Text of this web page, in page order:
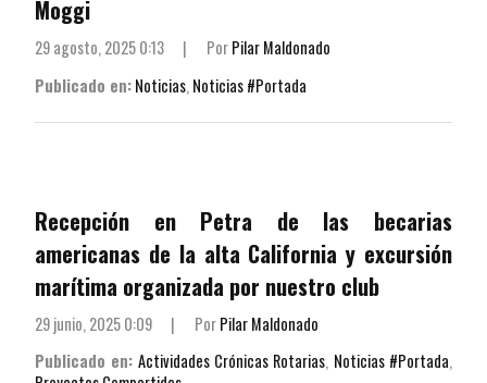
Moggi
29 agosto, 2025 0:13 | PorPilar Maldonado
Publicado en:Noticias, Noticias #Portada
Recepción en Petra de las becarias
americanas de la alta California y excursión
marítima organizada por nuestro club
29 junio, 2025 0:09 | PorPilar Maldonado
Publicado en: Actividades Crónicas Rotarias, Noticias #Portada,